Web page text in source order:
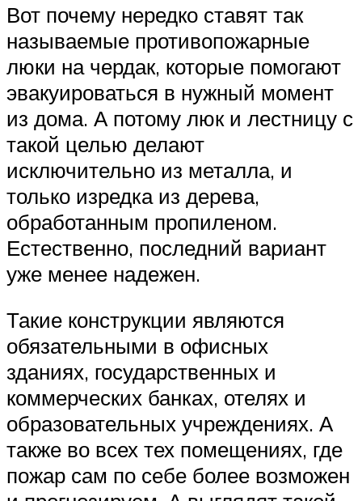
Вот почему нередко ставят так
называемые противопожарные
люки на чердак, которые помогают
эвакуироваться в нужный момент
из дома. А потому люк и лестницу с
такой целью делают
исключительно из металла, и
только изредка из дерева,
обработанным пропиленом.
Естественно, последний вариант
уже менее надежен.
Такие конструкции являются
обязательными в офисных
зданиях, государственных и
коммерческих банках, отелях и
образовательных учреждениях. А
также во всех тех помещениях, где
пожар сам по себе более возможен